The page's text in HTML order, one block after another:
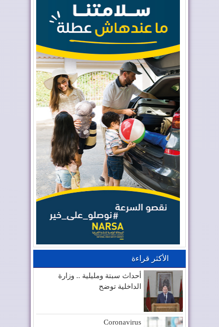
الأكثر قراءة
أحداث سبتة ومليلية .. وزارة
الداخلية توضح
Coronavirus